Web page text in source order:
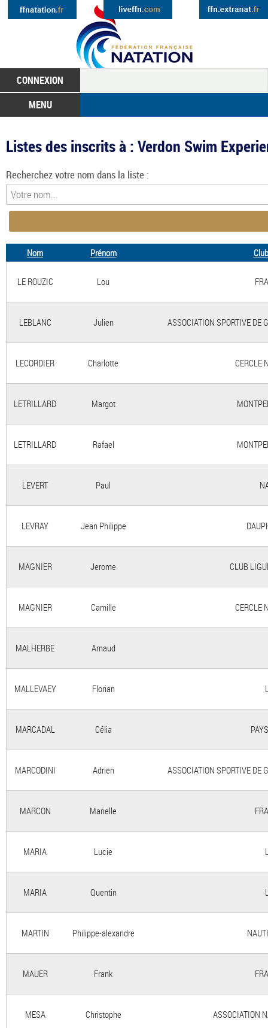
CONNEXION
MENU
Listes des inscrits à : Verdon Swim
Recherchez votre nom dans la liste :
Nom Prénom
LE ROUZIC Lou
LEBLANC Julien ASSOCIATION SPORTIVE DE
LECORDIER Charlotte CERCLE
LETRILLARD Margot
LETRILLARD Rafael
LEVERT Paul
LEVRAY Jean Philippe
MAGNIER Jerome CLUB
MAGNIER Camille CERCLE
MALHERBE Arnaud
MALLEVAEY Florian
MARCADAL Célia
MARCODINI Adrien ASSOCIATION SPORTIVE DE
MARCON Marielle
MARIA Lucie
MARIA Quentin
MARTIN Philippe-alexandre
MAUER Frank
MESA Christophe ASSOCIATION